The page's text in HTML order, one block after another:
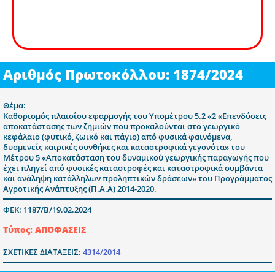
Αριθμός Πρωτοκόλλου: 1874/2024
Θέμα:
Καθορισμός πλαισίου εφαρμογής του Υπομέτρου 5.2 «2 «Επενδύσεις
αποκατάστασης των ζημιών που προκαλούνται στο γεωργικό
κεφάλαιο (φυτικό, ζωικό και πάγιο) από φυσικά φαινόμενα,
δυσμενείς καιρικές συνθήκες και καταστροφικά γεγονότα» του
Μέτρου 5 «Αποκατάσταση του δυναμικού γεωργικής παραγωγής που
έχει πληγεί από φυσικές καταστροφές και καταστροφικά συμβάντα
και ανάληψη κατάλληλων προληπτικών δράσεων» του Προγράμματος
Αγροτικής Ανάπτυξης (Π.Α.Α) 2014-2020.
ΦΕΚ: 1187/Β/19.02.2024
Τύπος: ΑΠΟΦΑΣΕΙΣ
ΣΧΕΤΙΚΕΣ ΔΙΑΤΑΞΕΙΣ: 4314/2014